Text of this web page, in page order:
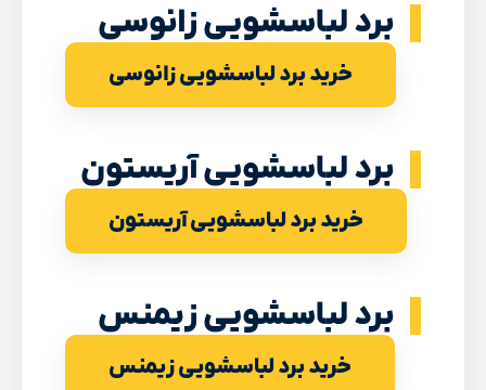
برد لباسشویی زانوسی
خرید برد لباسشویی زانوسی
برد لباسشویی آریستون
خرید برد لباسشویی آریستون
برد لباسشویی زیمنس
خرید برد لباسشویی زیمنس